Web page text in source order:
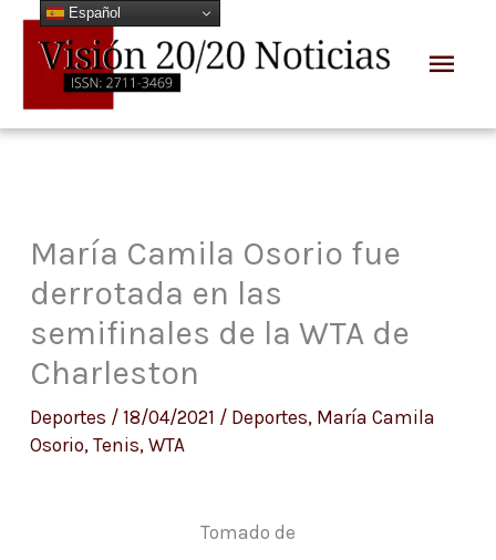
contenido
María Camila Osorio fue
derrotada en las
semifinales de la WTA de
Charleston
Deportes / 18/04/2021 / Deportes, María Camila
Osorio, Tenis, WTA
Tomado de
Español